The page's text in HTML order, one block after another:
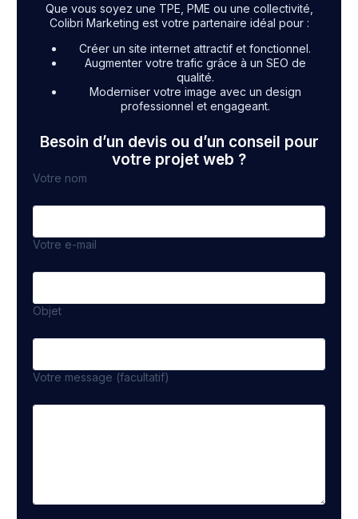
Que vous soyez une TPE, PME ou une collectivité,
Colibri Marketing est votre partenaire idéal pour :
Créer un site internet attractif et fonctionnel.
Augmenter votre trafic grâce à un SEO de
qualité.
Moderniser votre image avec un design
professionnel et engageant.
Besoin d’un devis ou d’un conseil pour
votre projet web ?
Votre nom
Votre e-mail
Objet
Votre message (facultatif)